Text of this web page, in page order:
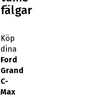
fälgar
Köp
dina
Ford
Grand
C-
Max